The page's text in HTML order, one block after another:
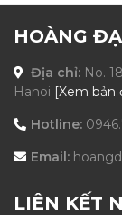
HOÀNG
Địa chỉ: No.
Hanoi [Xem bản
Hotline:
Email:
LIÊN KẾT